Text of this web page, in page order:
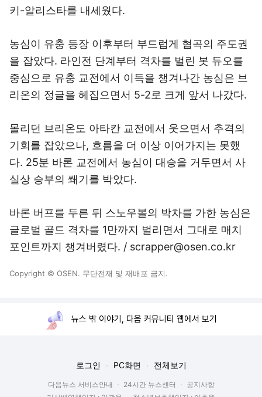
키-알리스타를 내세웠다.
농심이 유충 등장 이후부터 부드럽게 협곡의 주도권
을 잡았다. 라인전 단계부터 격차를 벌린 봇 듀오를
중심으로 유충 교전에서 이득을 챙겨나간 농심은 브
리온의 정글을 헤집으면서 5-2로 크게 앞서 나갔다.
몰리던 브리온도 아타칸 교전에서 웃으면서 추격의
기회를 잡았으나, 흐름을 더 이상 이어가지는 못했
다. 25분 바론 교전에서 농심이 대승을 거두면서 사
실상 승부의 쐐기를 박았다.
바론 버프를 두른 뒤 스노우볼의 박차를 가한 농심은
글로벌 골드 격차를 1만까지 벌리면서 그대로 매치
포인트까지 챙겨버렸다. / scrapper@osen.co.kr
Copyright © OSEN. 무단전재 및 재배포 금지.
뉴스 밖 이야기, 다음 커뮤니티 웹에서 보기
로그인 PC화면 전체보기
다음뉴스 서비스안내 24시간 뉴스센터
공지사항